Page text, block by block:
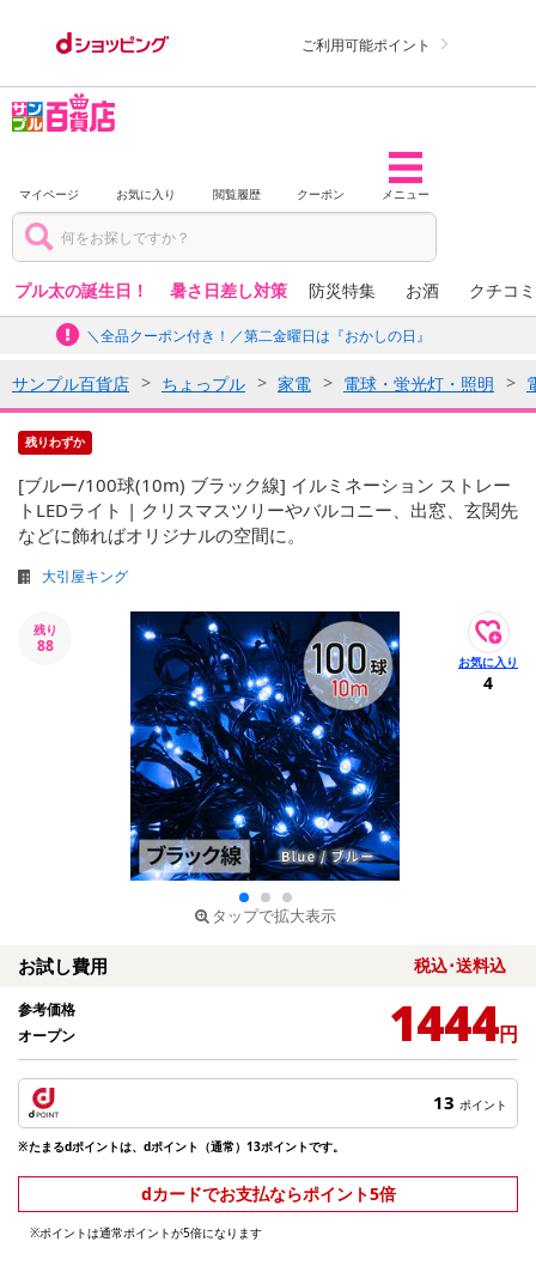
ご利用可能ポイント
マイページ お気に入り 閲覧履歴 クーポン メニュー
プル太の誕生日！ 暑さ日差し対策 防災特集 お酒 クチコ
＼全品クーポン付き！／第二金曜日は『おかしの日』
サンプル百貨店 ちょっプル 家電 電球・蛍光灯・照明
残りわずか
[ブルー/100球(10m) ブラック線] イルミネーション ストレー
トLEDライト | クリスマスツリーやバルコニー、出窓、玄関先
などに飾ればオリジナルの空間に。
大引屋キング
残り
88
タップで拡大表示
4
お試し費用 税込･送料込
参考価格
オープン
1444円
13 ポイント
※たまるdポイントは、dポイント（通常）13ポイントです。
dカードでお支払ならポイント5倍
※ポイントは通常ポイントが5倍になります